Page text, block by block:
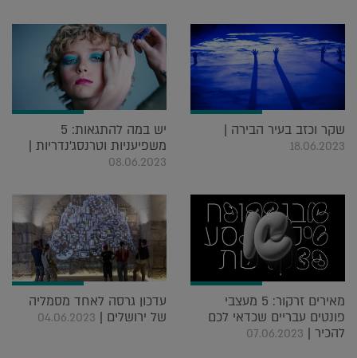
שקר וכזב בעיר הבירה |
18.06.2023
יש במה להתגאות: 5
משפיעניות וטרנסג'נדריות |
08.06.2023
מאירים זרקור: 5 מעצבי
פונטים עבריים שכדאי לכם
להכיר | 07.06.2023
עדכון גרסה לאחד מסמליה
של ירושלים | 04.06.2023